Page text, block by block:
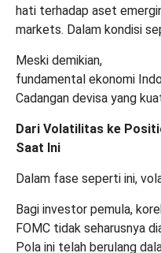
hati terhadap aset
markets. Dalam kondisi
Meski demikian,
fundamental ekonomi
Cadangan devisa yang
Dari Volatilitas ke
Saat Ini
Dalam fase seperti ini,
Bagi investor pemula,
FOMC tidak seharusnya
Pola ini telah berulang